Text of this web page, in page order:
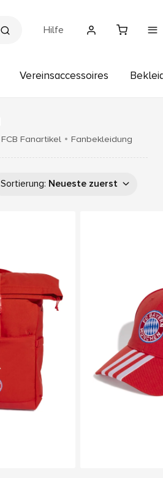
Hilfe
Vereinsaccessoires
FCB Fanartikel Fanbekleidung
Sortierung: Neueste zuerst